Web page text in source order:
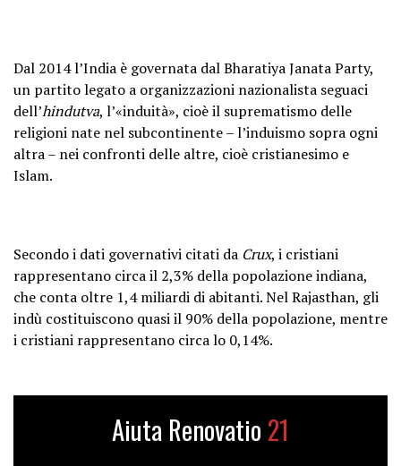
Dal 2014 l’India è governata dal Bharatiya Janata Party,
un partito legato a organizzazioni nazionalista seguaci
dell’hindutva, l’«induità», cioè il suprematismo delle
religioni nate nel subcontinente – l’induismo sopra ogni
altra – nei confronti delle altre, cioè cristianesimo e
Islam.
Secondo i dati governativi citati da Crux, i cristiani
rappresentano circa il 2,3% della popolazione indiana,
che conta oltre 1,4 miliardi di abitanti. Nel Rajasthan, gli
indù costituiscono quasi il 90% della popolazione, mentre
i cristiani rappresentano circa lo 0,14%.
Aiuta Renovatio 21